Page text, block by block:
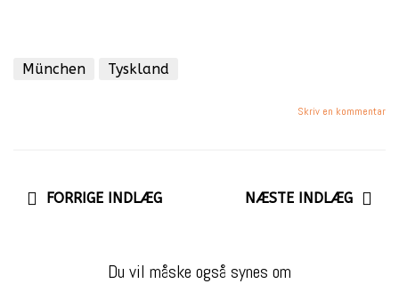
München Tyskland
Skriv en kommentar
FORRIGE INDLÆG NÆSTE INDLÆG
Du vil måske også synes om